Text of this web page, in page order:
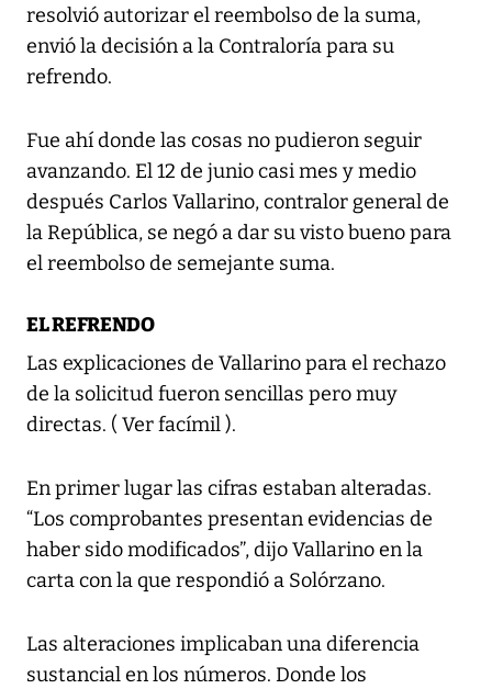
resolvió autorizar el reembolso de la suma,
envió la decisión a la Contraloría para su
refrendo.
Fue ahí donde las cosas no pudieron seguir
avanzando. El 12 de junio casi mes y medio
después Carlos Vallarino, contralor general de
la República, se negó a dar su visto bueno para
el reembolso de semejante suma.
EL REFRENDO
Las explicaciones de Vallarino para el rechazo
de la solicitud fueron sencillas pero muy
directas. ( Ver facímil ).
En primer lugar las cifras estaban alteradas.
“Los comprobantes presentan evidencias de
haber sido modificados”, dijo Vallarino en la
carta con la que respondió a Solórzano.
Las alteraciones implicaban una diferencia
sustancial en los números. Donde los